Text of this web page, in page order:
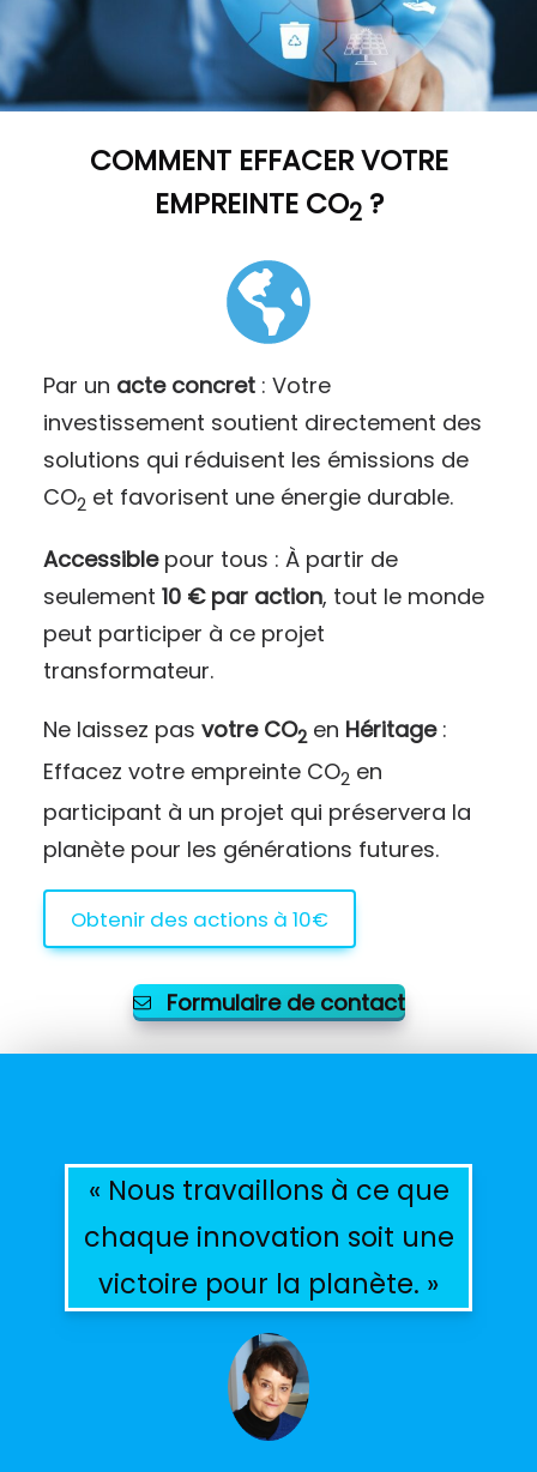
COMMENT EFFACER VOTRE
EMPREINTE CO2?
Par un acte concret: Votre
investissement soutient directement des
solutions qui réduisent les émissions de
CO2 et favorisent une énergie durable.
Accessiblepour tous : À partir de
seulement 10 € par action, tout le monde
peut participer à ce projet
transformateur.
Ne laissez pas votre CO2en Héritage:
Effacez votre empreinte CO2 en
participant à un projet qui préservera la
planète pour les générations futures.
Obtenir des actions à 10€
Formulaire de contact
« Nous travaillons à ce que
chaque innovation soit une
victoire pour la planète. »